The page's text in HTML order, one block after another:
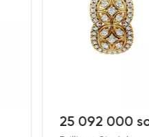
25 092 000